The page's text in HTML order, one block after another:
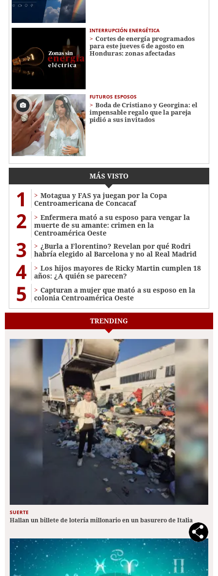
INTERRUPCIÓN ENERGÉTICA
Cortes de energía programados
para este jueves 6 de agosto en
Honduras: zonas afectadas
FUTUROS ESPOSOS
Boda de Cristiano y Georgina: el
impensable regalo que la pareja
pidió a sus invitados
MÁS VISTO
1
Motagua y FAS ya juegan por la Copa
Centroamericana de Concacaf
2
Enfermera mató a su esposo para vengar la
muerte de su amante: crimen en la
Centroamérica Oeste
3
¿Burla a Florentino? Revelan por qué Rodri
habría elegido al Barcelona y no al Real Madrid
4
Los hijos mayores de Ricky Martin cumplen 18
años: ¿A quién se parecen?
5
Capturan a mujer que mató a su esposo en la
colonia Centroamérica Oeste
TRENDING
SUERTE
Hallan un billete de lotería millonario en un basurero de Italia